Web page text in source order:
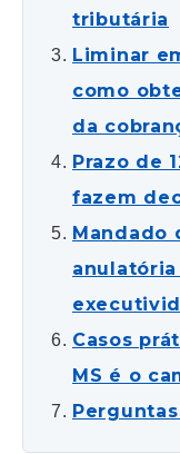
tributária
Liminar
como
da
Prazo de
fazem
Mandado
Casos
MS é o